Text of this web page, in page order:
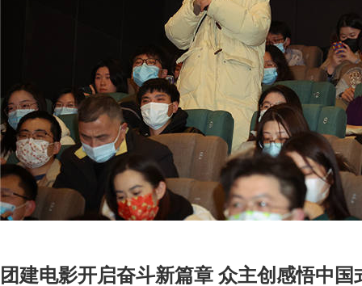
团建电影开启奋斗新篇章 众主创感悟中国